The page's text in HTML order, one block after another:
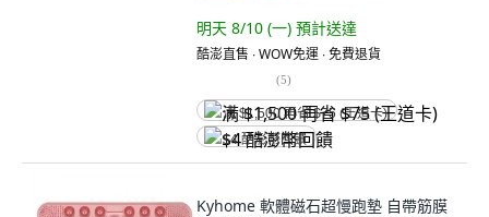
明天 8/10 (一) 預計送達
酷澎直售 ∙ WOW免運 ∙ 免費退貨
(5)
满 $1,500 再省 $75 (王道卡)
$4 酷澎幣回饋
Kyhome 軟體磁石超慢跑墊 自帶筋膜